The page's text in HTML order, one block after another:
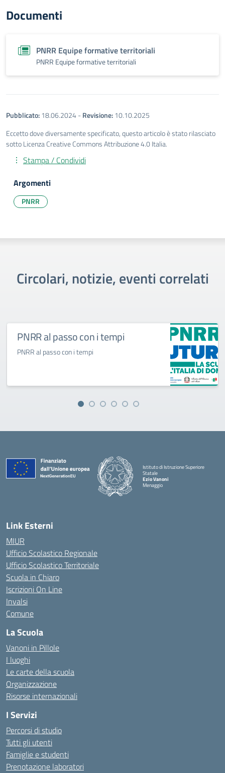
Documenti
PNRR Equipe formative territoriali
PNRR Equipe formative territoriali
Pubblicato:18.06.2024-Revisione:10.10.2025
Eccetto dove diversamente specificato, questo articolo è stato rilasciato
sotto Licenza Creative Commons Attribuzione 4.0 Italia.
Stampa / Condividi
Argomenti
PNRR
Circolari, notizie, eventi correlati
PNRR al passo con i tempi
PNRR al passo con i tempi
Istituto di Istruzione Superiore
Statale
Ezio Vanoni
Menaggio
— Visita la pagina iniziale della scuola
Link Esterni
MIUR
Ufficio Scolastico Regionale
Ufficio Scolastico Territoriale
Scuola in Chiaro
Iscrizioni On Line
Invalsi
Comune
La Scuola
Vanoni in Pillole
I luoghi
Le carte della scuola
Organizzazione
Risorse internazionali
I Servizi
Percorsi di studio
Tutti gli utenti
Famiglie e studenti
Prenotazione laboratori